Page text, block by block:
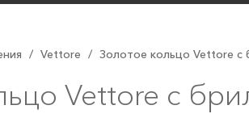
/ Vettore / Золотое кольцо Vettore с
Vettore с